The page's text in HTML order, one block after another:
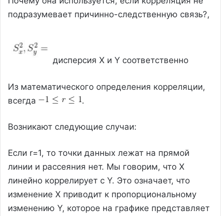
подразумевает причинно-следственную связь?,
дисперсия X и Y соответственно
Из математического определения корреляции,
всегда
.
Возникают следующие случаи:
Если r=1, то точки данных лежат на прямой
линии и рассеяния нет. Мы говорим, что X
линейно коррелирует с Y. Это означает, что
изменение X приводит к пропорциональному
изменению Y, которое на графике представляет